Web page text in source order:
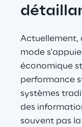
Actuellement,
mode
économique
performance
systèmes
des
souvent pas